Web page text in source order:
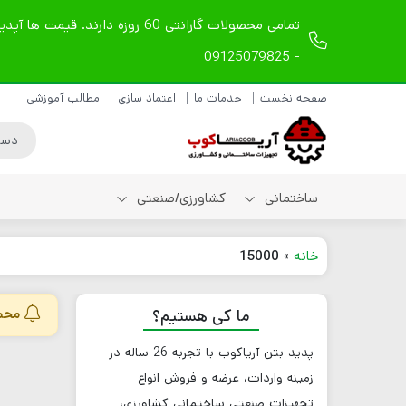
- 09125079825
صفحه نخست خدمات ما اعتماد سازی مطالب آموزشی
ساختمانی
شیلنگ ویبراتور
شیلنگ ویبراتور بادی
لوازم یدکی شیلنگ
ویبراتور
کشاورزی/صنعتی
خانه »
15000
ما کی هستیم؟
پدید بتن آریاکوب با تجربه
ساله در
زمینه واردات، عرضه و فروش انواع